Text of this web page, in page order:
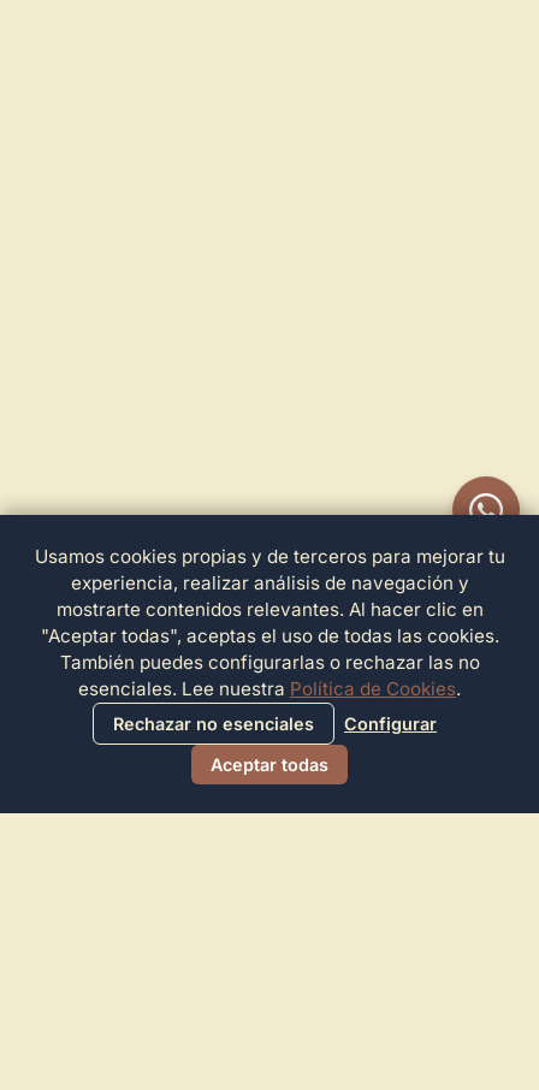
Usamos cookies propias y de terceros para mejorar tu
experiencia, realizar análisis de navegación y
mostrarte contenidos relevantes. Al hacer clic en
"Aceptar todas", aceptas el uso de todas las cookies.
También puedes configurarlas o rechazar las no
esenciales. Lee nuestra Política de Cookies.
Rechazar no esenciales
Configurar
Aceptar todas